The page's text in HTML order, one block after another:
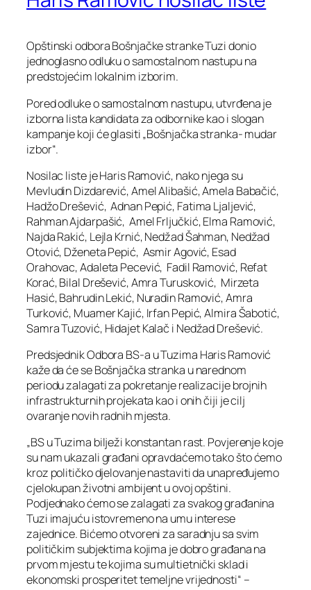
Opštinski odbora Bošnjačke stranke Tuzi donio
jednoglasno odluku o samostalnom nastupu na
predstojećim lokalnim izborim.
Pored odluke o samostalnom nastupu, utvrđena je
izborna lista kandidata za odbornike kao i slogan
kampanje koji će glasiti „Bošnjačka stranka- mudar
izbor“.
Nosilac liste je Haris Ramović, nako njega su
Mevludin Dizdarević, Amel Alibašić, Amela Babačić,
Hadžo Drešević, Adnan Pepić, Fatima Ljaljević,
Rahman Ajdarpašić, Amel Frljučkić, Elma Ramović,
Najda Rakić, Lejla Krnić, Nedžad Šahman, Nedžad
Otović, Dženeta Pepić, Asmir Agović, Esad
Orahovac, Adaleta Pecević, Fadil Ramović, Refat
Korać, Bilal Drešević, Amra Turusković, Mirzeta
Hasić, Bahrudin Lekić, Nuradin Ramović, Amra
Turković, Muamer Kajić, Irfan Pepić, Almira Šabotić,
Samra Tuzović, Hidajet Kalač i Nedžad Drešević.
Predsjednik Odbora BS-a u Tuzima Haris Ramović
kaže da će se Bošnjačka stranka u narednom
periodu zalagati za pokretanje realizacije brojnih
infrastrukturnih projekata kao i onih čiji je cilj
ovaranje novih radnih mjesta.
„BS u Tuzima bilježi konstantan rast. Povjerenje koje
su nam ukazali građani opravdaćemo tako što ćemo
kroz političko djelovanje nastaviti da unapređujemo
cjelokupan životni ambijent u ovoj opštini.
Podjednako ćemo se zalagati za svakog građanina
Tuzi imajuću istovremeno na umu interese
zajednice. Bićemo otvoreni za saradnju sa svim
političkim subjektima kojima je dobro građana na
prvom mjestu te kojima su multietnički sklad i
ekonomski prosperitet temeljne vrijednosti“ –